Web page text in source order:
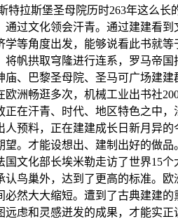
特拉斯堡圣母院历时263年这么
过文化领会汗青。通过建建看
等角度出发，能够说看此书就
帆拱取穹隆进行连系，罗马帝
、巴黎圣母院、圣马可广场建
洲畅逛多次，机械工业出书社
在汗青、时代、地区特色之中
预料，正在建建成长日新月异
。才能设想出、建制出好的做
文化部长埃米勒走访了世界15
鸟巢外，达到了更高的标准。
然大大缩短。遭到了古典建建
虑和灵感迸发的成果，才能实